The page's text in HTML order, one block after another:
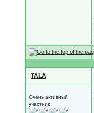
TALA
Очень активный
участник